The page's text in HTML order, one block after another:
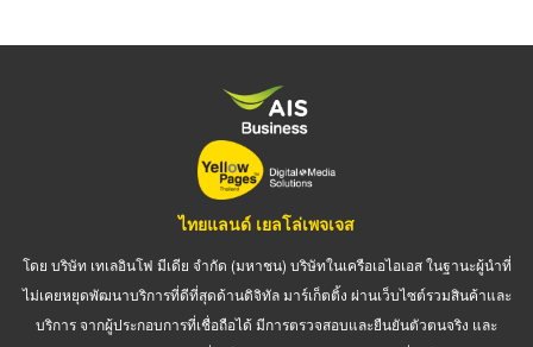
ไทยแลนด์ เยลโล่เพจเจส
โดย บริษัท เทเลอินโฟ มีเดีย จำกัด (มหาชน) บริษัทในเครือเอไอเอส ในฐานะผู้นำที่
ไม่เคยหยุดพัฒนาบริการที่ดีที่สุดด้านดิจิทัล มาร์เก็ตติ้ง ผ่านเว็บไซต์รวมสินค้าและ
บริการ จากผู้ประกอบการที่เชื่อถือได้ มีการตรวจสอบและยืนยันตัวตนจริง และ